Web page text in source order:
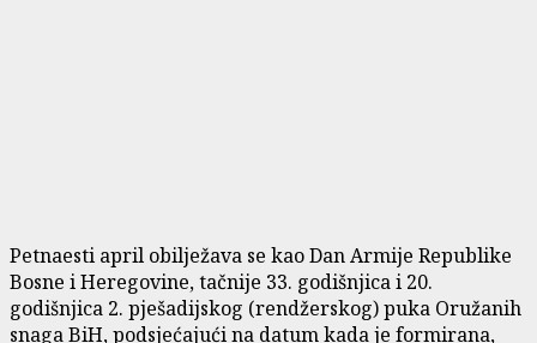
Petnaesti april obilježava se kao Dan Armije Republike
Bosne i Heregovine, tačnije 33. godišnjica i 20.
godišnjica 2. pješadijskog (rendžerskog) puka Oružanih
snaga BiH, podsjećajući na datum kada je formirana,